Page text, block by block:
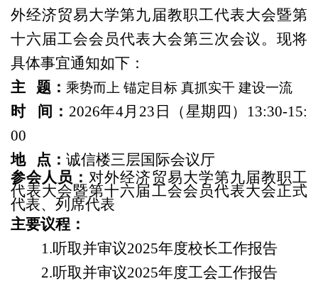
外经济贸易大学第九届教职工代表大会暨第
十六届工会会员代表大会第三次会议。现将
具体事宜通知如下：
主
题： 乘势而上 锚定目标 真抓实干 建设一流
时 间： 2026年4月 23 日（星期四） 13:30-15:
00
地
点： 诚信楼三层国际会议厅
参会人员：对外经济贸易大学第九届教职工
代表大会暨第十六届工会会员代表大会正式
代表、列席代表
主要议程：
1.听取并审议2025年度校长工作报告
2.听取并审议2025年度工会工作报告